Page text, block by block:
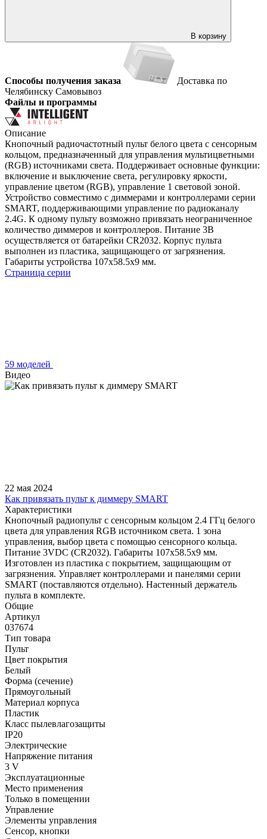
В корзину
Способы получения заказа
Доставка по
Челябинску Самовывоз
Файлы и программы
Описание
Кнопочный радиочастотный пульт белого цвета с сенсорным
кольцом, предназначенный для управления мультицветными
(RGB) источниками света. Поддерживает основные функции:
включение и выключение света, регулировку яркости,
управление цветом (RGB), управление 1 световой зоной.
Устройство совместимо с диммерами и контроллерами серии
SMART, поддерживающими управление по радиоканалу
2.4G. К одному пульту возможно привязать неограниченное
количество диммеров и контроллеров. Питание 3В
осуществляется от батарейки CR2032. Корпус пульта
выполнен из пластика, защищающего от загрязнения.
Габариты устройства 107x58.5x9 мм.
Страница серии
59 моделей
Видео
22 мая 2024
Как привязать пульт к диммеру SMART
Характеристики
Кнопочный радиопульт с сенсорным кольцом 2.4 ГГц белого
цвета для управления RGB источником света. 1 зона
управления, выбор цвета с помощью сенсорного кольца.
Питание 3VDC (CR2032). Габариты 107x58.5x9 мм.
Изготовлен из пластика с покрытием, защищающим от
загрязнения. Управляет контроллерами и панелями серии
SMART (поставляются отдельно). Настенный держатель
пульта в комплекте.
Общие
Артикул
037674
Тип товара
Пульт
Цвет покрытия
Белый
Форма (сечение)
Прямоугольный
Материал корпуса
Пластик
Класс пылевлагозащиты
IP20
Электрические
Напряжение питания
3 V
Эксплуатационные
Место применения
Только в помещении
Управление
Элементы управления
Сенсор, кнопки